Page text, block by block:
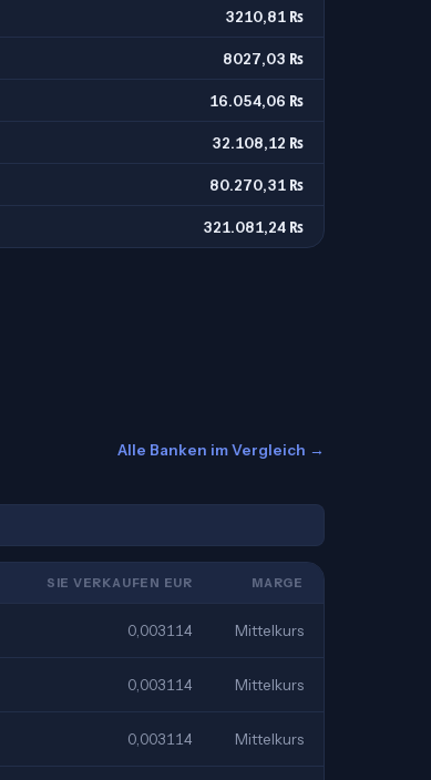
3210,81 ₨
8027,03 ₨
16.054,06 ₨
32.108,12 ₨
80.270,31 ₨
321.081,24 ₨
Alle Banken im Vergleich →
SIE VERKAUFEN EUR MARGE
0,003114 Mittelkurs
0,003114 Mittelkurs
0,003114 Mittelkurs